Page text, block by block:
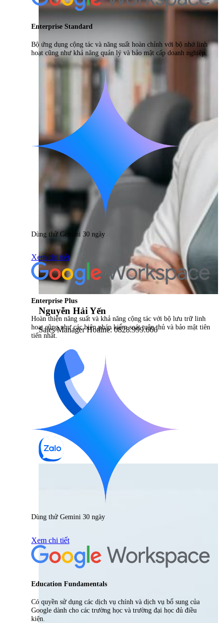
Nguyễn Hải Yến
Sales Manager Hotline: 0828.999.666
Enterprise Standard
Bộ ứng dụng cộng tác và năng suất hoàn chỉnh với bộ nhớ linh
hoạt cũng như khả năng quản lý và bảo mật cấp doanh nghiệp.
Dùng thử Gemini 30 ngày
Xem chi tiết
Enterprise Plus
Hoàn thiện năng suất và khả năng cộng tác với bộ lưu trữ linh
hoạt cũng như các biện pháp kiểm soát tuân thủ và bảo mật tiên
tiến nhất.
Dùng thử Gemini 30 ngày
Xem chi tiết
Education Fundamentals
Có quyền sử dụng các dịch vụ chính và dịch vụ bổ sung của
Google dành cho các trường học và trường đại học đủ điều
kiện.